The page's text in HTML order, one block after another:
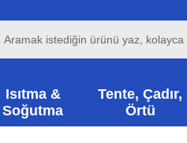
Isıtma &
Soğutma
Tente, Çadır,
Örtü